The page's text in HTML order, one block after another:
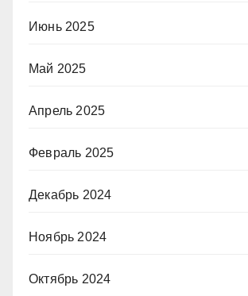
Июнь 2025
Май 2025
Апрель 2025
Февраль 2025
Декабрь 2024
Ноябрь 2024
Октябрь 2024